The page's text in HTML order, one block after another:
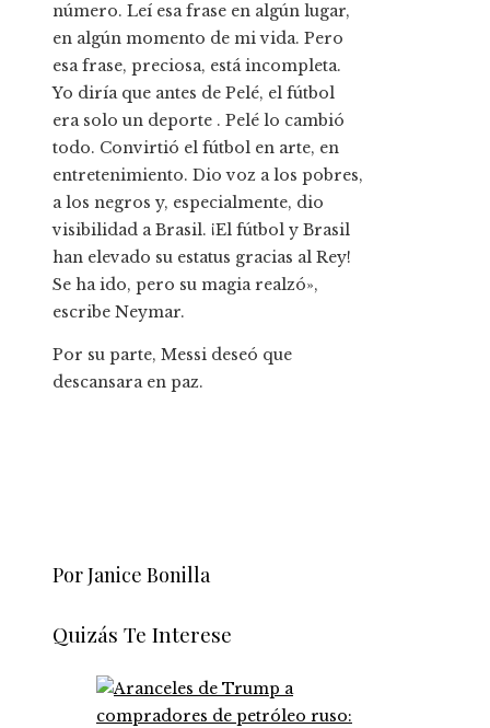
número. Leí esa frase en algún lugar,
en algún momento de mi vida. Pero
esa frase, preciosa, está incompleta.
Yo diría que antes de Pelé, el fútbol
era solo un deporte . Pelé lo cambió
todo. Convirtió el fútbol en arte, en
entretenimiento. Dio voz a los pobres,
a los negros y, especialmente, dio
visibilidad a Brasil. ¡El fútbol y Brasil
han elevado su estatus gracias al Rey!
Se ha ido, pero su magia realzó»,
escribe Neymar.
Por su parte, Messi deseó que
descansara en paz.
Por Janice Bonilla
Quizás Te Interese